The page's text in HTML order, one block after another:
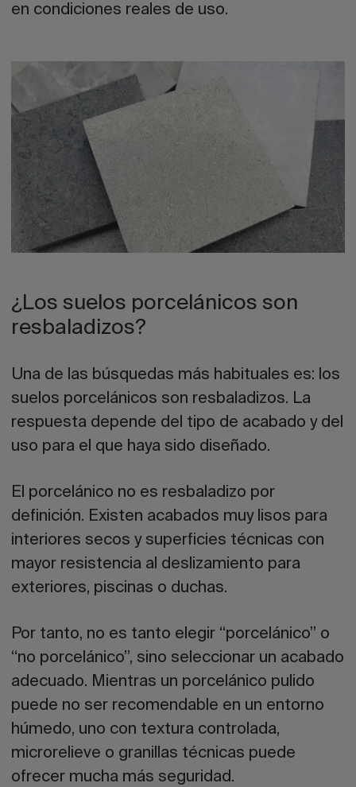
en condiciones reales de uso.
¿Los suelos porcelánicos son
resbaladizos?
Una de las búsquedas más habituales es: los
suelos porcelánicos son resbaladizos. La
respuesta depende del tipo de acabado y del
uso para el que haya sido diseñado.
El porcelánico no es resbaladizo por
definición. Existen acabados muy lisos para
interiores secos y superficies técnicas con
mayor resistencia al deslizamiento para
exteriores, piscinas o duchas.
Por tanto, no es tanto elegir “porcelánico” o
“no porcelánico”, sino seleccionar un acabado
adecuado. Mientras un porcelánico pulido
puede no ser recomendable en un entorno
húmedo, uno con textura controlada,
microrelieve o granillas técnicas puede
ofrecer mucha más seguridad.